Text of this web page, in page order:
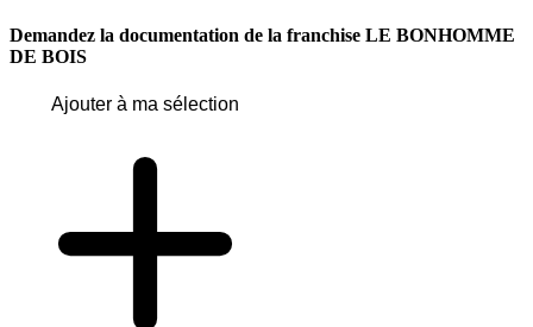
Demandez la documentation de la franchise LE BONHOMME
DE BOIS
Ajouter à ma sélection